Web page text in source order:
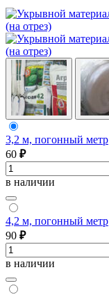
3,2 м, погонный метр
60 ₽
в наличии
4,2 м, погонный метр
90 ₽
в наличии